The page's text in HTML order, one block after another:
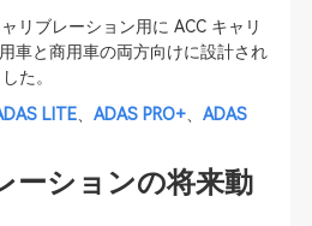
リブレーション用に ACC キャリ
車と商用車の両方向けに設計され
た。
LITE、 ADAS PRO+、 ADAS
ーションの将来動